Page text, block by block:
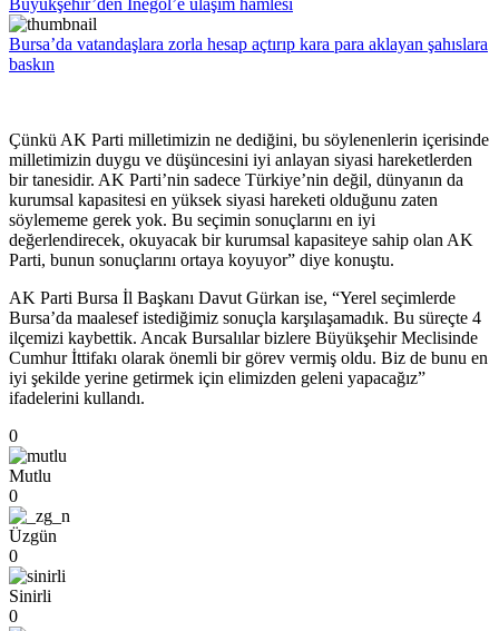
Büyükşehir’den İnegöl’e ulaşım hamlesi
Bursa’da vatandaşlara zorla hesap açtırıp kara para aklayan şahıslara
baskın
Çünkü AK Parti milletimizin ne dediğini, bu söylenenlerin içerisinde
milletimizin duygu ve düşüncesini iyi anlayan siyasi hareketlerden
bir tanesidir. AK Parti’nin sadece Türkiye’nin değil, dünyanın da
kurumsal kapasitesi en yüksek siyasi hareketi olduğunu zaten
söylememe gerek yok. Bu seçimin sonuçlarını en iyi
değerlendirecek, okuyacak bir kurumsal kapasiteye sahip olan AK
Parti, bunun sonuçlarını ortaya koyuyor” diye konuştu.
AK Parti Bursa İl Başkanı Davut Gürkan ise, “Yerel seçimlerde
Bursa’da maalesef istediğimiz sonuçla karşılaşamadık. Bu süreçte 4
ilçemizi kaybettik. Ancak Bursalılar bizlere Büyükşehir Meclisinde
Cumhur İttifakı olarak önemli bir görev vermiş oldu. Biz de bunu en
iyi şekilde yerine getirmek için elimizden geleni yapacağız”
ifadelerini kullandı.
0
Mutlu
0
Üzgün
0
Sinirli
0